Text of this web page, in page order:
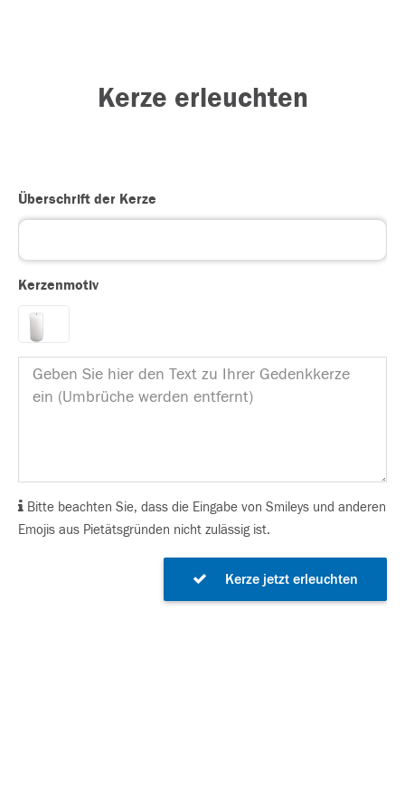
Kerze erleuchten
Überschrift der Kerze
Kerzenmotiv
Bitte beachten Sie, dass die Eingabe von Smileys und anderen
Emojis aus Pietätsgründen nicht zulässig ist.
Kerze jetzt erleuchten